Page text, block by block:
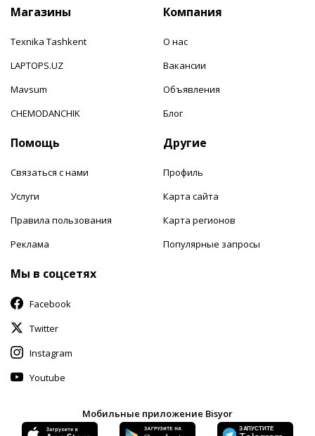
Магазины
Texnika Tashkent
LAPTOPS.UZ
Mavsum
CHEMODANCHIK
Компания
О нас
Вакансии
Объявления
Блог
Помощь
Связаться с нами
Услуги
Правила пользования
Реклама
Другие
Профиль
Карта сайта
Карта регионов
Популярные запросы
Мы в соцсетях
Facebook
Twitter
Instagram
Youtube
Мобильные приложение Bisyor